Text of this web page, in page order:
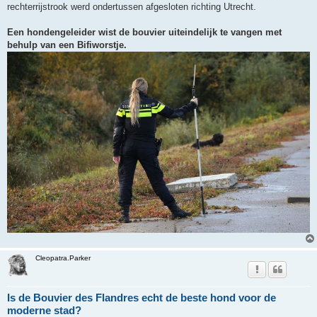
rechterrijstrook werd ondertussen afgesloten richting Utrecht.
Een hondengeleider wist de bouvier uiteindelijk te vangen met
behulp van een Bifiworstje.
Cleopatra.Parker
Is de Bouvier des Flandres echt de beste hond voor de
moderne stad?